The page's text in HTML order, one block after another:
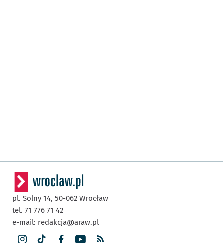
pl. Solny 14, 50-062 Wrocław
tel. 71 776 71 42
e-mail: redakcja@araw.pl